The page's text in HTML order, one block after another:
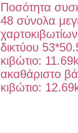
Ποσότητα
48 σύνολα
δικτύου
κιβώτιο:
ακαθάριστο
κιβώτιο: